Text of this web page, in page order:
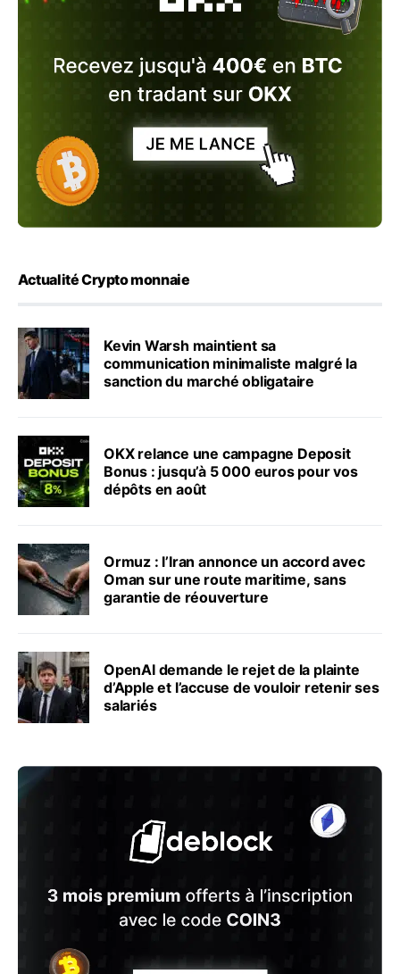
Actualité Crypto monnaie
Kevin Warsh maintient sa
communication minimaliste malgré la
sanction du marché obligataire
OKX relance une campagne Deposit
Bonus : jusqu’à 5 000 euros pour vos
dépôts en août
Ormuz : l’Iran annonce un accord avec
Oman sur une route maritime, sans
garantie de réouverture
OpenAI demande le rejet de la plainte
d’Apple et l’accuse de vouloir retenir ses
salariés